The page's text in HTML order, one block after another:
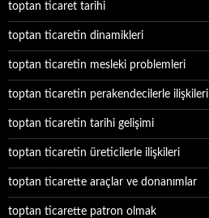
toptan ticaret tarihi
toptan ticaretin dinamikleri
toptan ticaretin mesleki problemleri
toptan ticaretin perakendecilerle ilişkileri
toptan ticaretin tarihi gelişimi
toptan ticaretin üreticilerle ilişkileri
toptan ticarette araçlar ve donanımlar
toptan ticarette patron olmak